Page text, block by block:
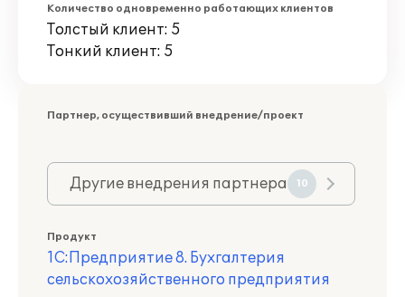
Количество одновременно работающих клиентов
Толстый клиент: 5
Тонкий клиент: 5
Партнер, осуществивший внедрение/проект
Другие внедрения партнера 10
Продукт
1С:Предприятие 8. Бухгалтерия
сельскохозяйственного предприятия